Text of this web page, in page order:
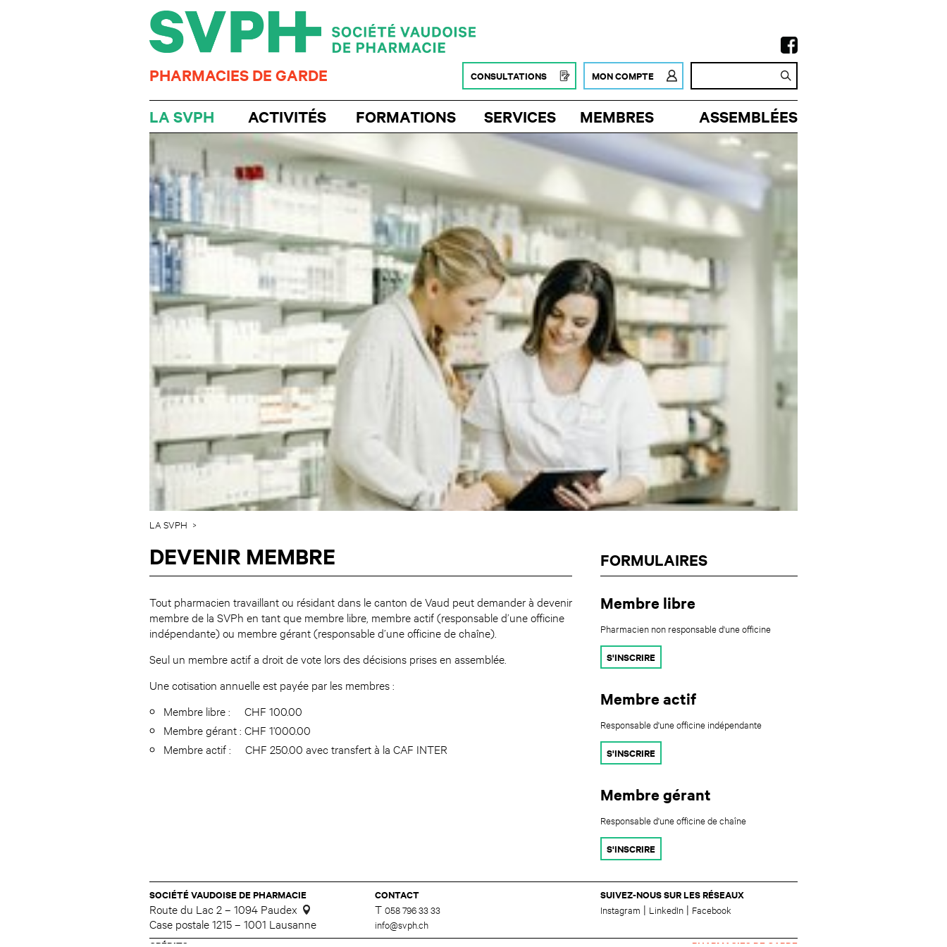
CONSULTATIONS MON COMPTE
PHARMACIES DE GARDE
LA SVPH ACTIVITÉS FORMATIONS SERVICES MEMBRES ASSEMBLÉES
LA SVPH
FORMULAIRES
Membre libre
Pharmacien non responsable d'une officine
S'INSCRIRE
Membre actif
Responsable d'une officine indépendante
S'INSCRIRE
Membre gérant
Responsable d'une officine de chaîne
S'INSCRIRE
DEVENIR MEMBRE
Tout pharmacien travaillant ou résidant dans le canton deVaud peut demander à devenir
membre de la SVPh en tant que membre libre, membre actif (responsable d’une officine
indépendante) ou membre gérant (responsable d’une officine de chaîne).
Seul un membre actif a droit de vote lors des décisions prises en assemblée.
Une cotisation annuelle est payée par les membres :
Membre libre : CHF 100.00
Membre gérant : CHF 1'000.00
Membre actif : CHF 250.00 avec transfert à la CAF INTER
SOCIÉTÉ VAUDOISE DE PHARMACIE
Route du Lac 2 – 1094 Paudex
Case postale 1215 – 1001 Lausanne
CONTACT
T 058 796 33 33
info@svph.ch
SUIVEZ-NOUS SUR LES RÉSEAUX
Instagram | LinkedIn| Facebook